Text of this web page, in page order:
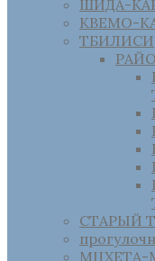
ШИДА-
КВЕМО-
ТБИЛИСИ
СТАРЫЙ
МЦХЕТА-